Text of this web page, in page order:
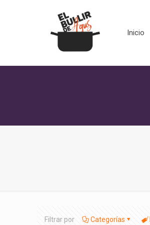
Inicio
Filtrar por Categorías